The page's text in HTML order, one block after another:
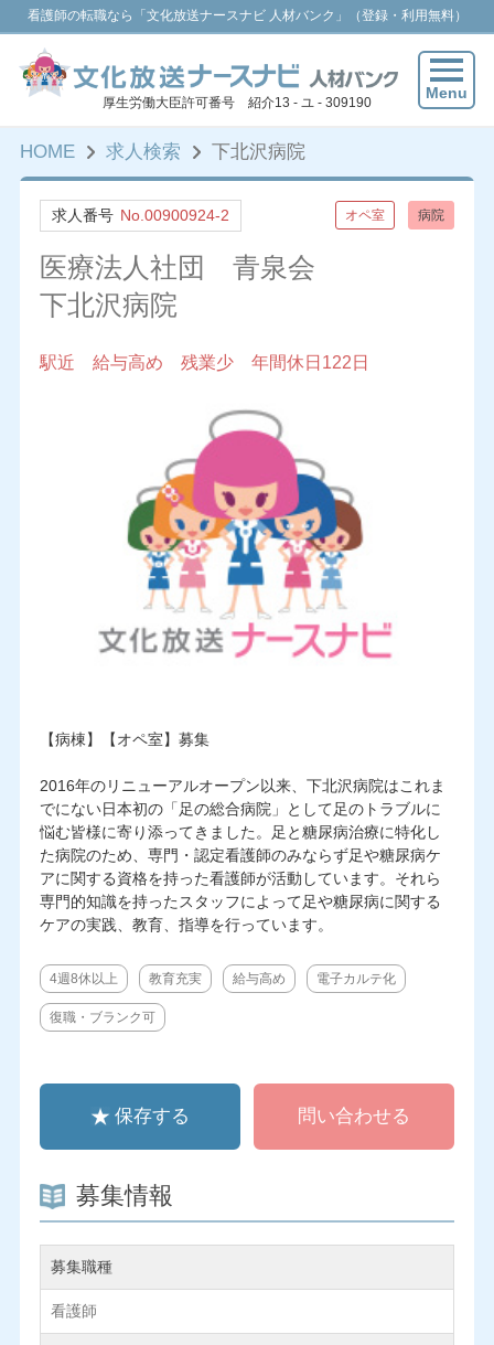
看護師の転職なら「文化放送ナースナビ 人材バンク」（登録・利用無料）
厚生労働大臣許可番号 紹介13 - ユ - 309190
Menu
HOME 求人検索 下北沢病院
求人番号 No.00900924-2 オペ室 病院
医療法人社団 青泉会
下北沢病院
駅近 給与高め 残業少 年間休日122日
【病棟】【オペ室】募集
2016年のリニューアルオープン以来、下北沢病院はこれま
でにない日本初の「足の総合病院」として足のトラブルに
悩む皆様に寄り添ってきました。足と糖尿病治療に特化し
た病院のため、専門・認定看護師のみならず足や糖尿病ケ
アに関する資格を持った看護師が活動しています。それら
専門的知識を持ったスタッフによって足や糖尿病に関する
ケアの実践、教育、指導を行っています。
4週8休以上 教育充実 給与高め 電子カルテ化
復職・ブランク可
保存する 問い合わせる
募集情報
募集職種
看護師